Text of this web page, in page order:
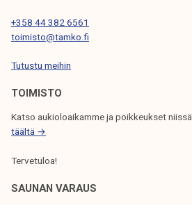
l
i
j
t
:
t
ä
+358 44 382 6561
toimisto@tamko.fi
Tutustu meihin
TOIMISTO
Katso aukioloaikamme ja poikkeukset niissä
täältä →
Tervetuloa!
SAUNAN VARAUS